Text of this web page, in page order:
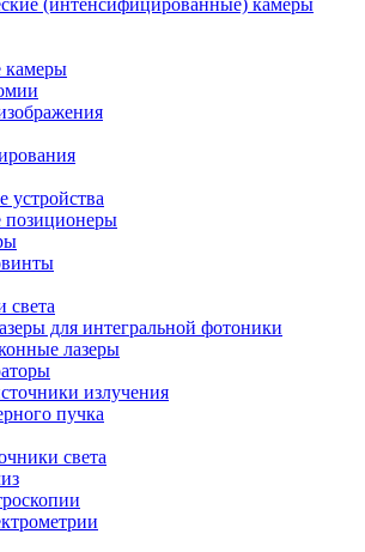
(интенсифицированные) камеры
камеры
устройства
позиционеры
света
для интегральной фотоники
лазеры
излучения
пучка
света